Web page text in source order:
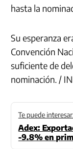
hasta la
Su esperanza
Convención
suficiente de
nominación. /
Te puede
Adex:
-9.8% en